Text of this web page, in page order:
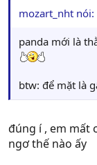
mozart_nht nói:
panda mới là
btw: để mặt là
đúng í , em mất
ngơ thế nào ấy